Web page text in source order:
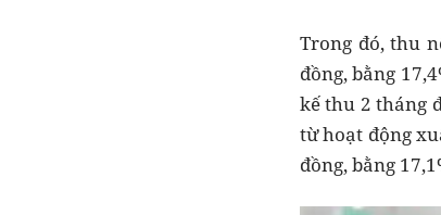
Trong đó, thu
đồng, bằng
kế thu 2 tháng
từ hoạt động
đồng, bằng